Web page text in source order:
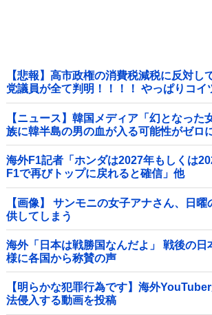
【悲報】高市政権の消費税減税に反対し
党議員が全て判明！！！！ やっぱりコイ
【ニュース】韓国メディア「幻となった
族に韓半島の男の血が入る可能性がゼロ
海外F1記者「ホンダは2027年もしくは
F1で再びトップに戻れると確信」他
【画像】 サンモニの女子アナさん、日
供してしまう
海外「日本は戦勝国なんだよ」 戦後の日
様に各国から称賛の声
【明らかな犯罪行為です】海外
法侵入する動画を投稿